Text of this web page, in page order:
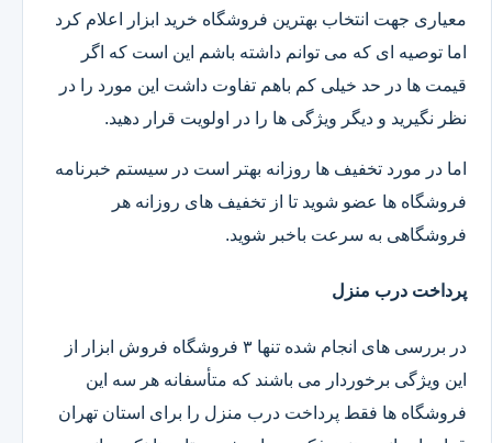
معیاری جهت انتخاب بهترین فروشگاه خرید ابزار اعلام کرد
اما توصیه ای که می توانم داشته باشم این است که اگر
قیمت ها در حد خیلی کم باهم تفاوت داشت این مورد را در
نظر نگیرید و دیگر ویژگی ها را در اولویت قرار دهید.
اما در مورد تخفیف ها روزانه بهتر است در سیستم خبرنامه
فروشگاه ها عضو شوید تا از تخفیف های روزانه هر
فروشگاهی به سرعت باخبر شوید.
پرداخت درب منزل
در بررسی های انجام شده تنها ۳ فروشگاه فروش ابزار از
این ویژگی برخوردار می باشند که متأسفانه هر سه این
فروشگاه ها فقط پرداخت درب منزل را برای استان تهران